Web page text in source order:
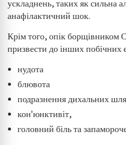
ускладнень, таких як сильна
анафілактичний шок.
Крім того, опік борщівником
призвести до інших побічних
нудота
блювота
подразнення дихальних
кон'юнктивіт,
головний біль та